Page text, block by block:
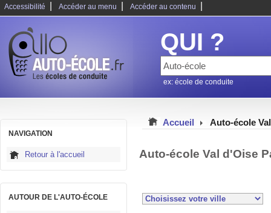
Accessibilité Accéder au menu Accéder au contenu
QUI ?
ex: école de conduite
NAVIGATION
Retour à l'accueil
AUTOUR DE L'AUTO-ÉCOLE
Accueil Auto-école
Auto-école Val d'Oise